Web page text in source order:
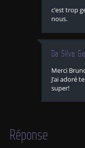
c’est trop
nous.
Da Silva
Merci
J’ai adoré
super!
Réponse